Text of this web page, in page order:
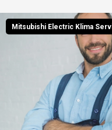
Mitsubishi Electric Klima